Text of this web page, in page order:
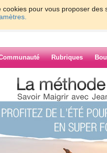
pour vous proposer des
Rubriques